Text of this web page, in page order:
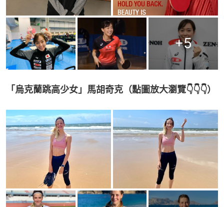
+5
「烏克蘭跳高少女」馬胡奇克（點圖放大瀏覽👇👇👇）